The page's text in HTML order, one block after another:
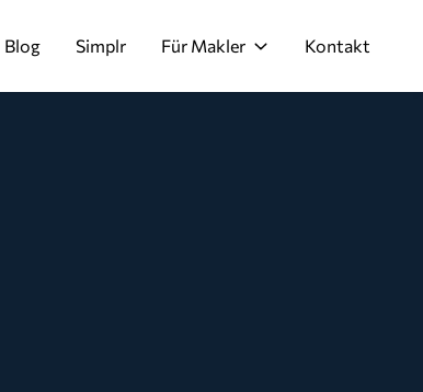
Blog Simplr Für Makler Kontakt